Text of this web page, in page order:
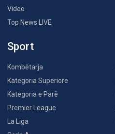
Video
Top News LIVE
Sport
Kombëtarja
Kategoria Superiore
Kategoria e Parë
Premier League
La Liga